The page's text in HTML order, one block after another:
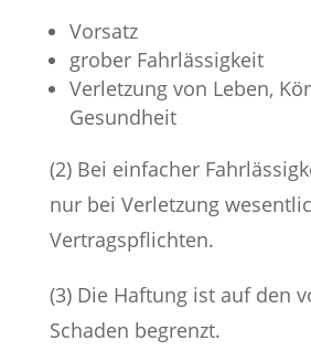
Vorsatz
grober Fahrlässigkeit
Verletzung von Leben,
Gesundheit
(2) Bei einfacher
nur bei Verletzung
Vertragspflichten.
(3) Die Haftung ist auf den
Schaden begrenzt.